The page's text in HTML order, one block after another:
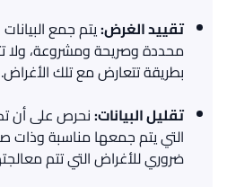
تقييدالغرض:يتم جمع
محددة وصريحة ومشروعة، ولا
بطريقة تتعارض مع تلك الأغراض.
تقليلالبيانات:نحرص على أن
التي يتم جمعها مناسبة
ضروري للأغراض التي تتم